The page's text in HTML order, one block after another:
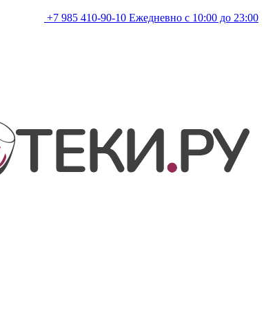
+7 985 410-90-10 Ежедневно с 10:00 до 23:00